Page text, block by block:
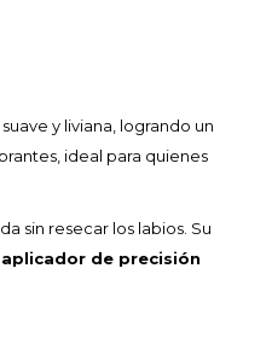
y liviana, logrando un
ideal para quienes
sin resecar los labios. Su
aplicador de precisión